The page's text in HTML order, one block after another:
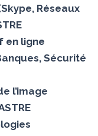
Réseaux
en ligne
Sécurité
l’image